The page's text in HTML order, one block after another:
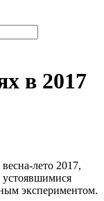
в 2017
лето 2017,
устоявшимися
экспериментом.